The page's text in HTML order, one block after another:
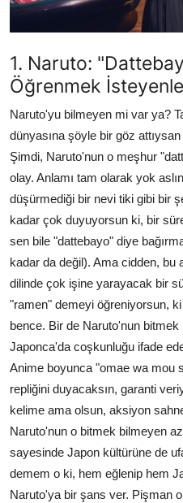
1. Naruto:
Öğrenmek
Naruto'yu bilmeyen mi var ya?
dünyasına şöyle bir göz
Şimdi, Naruto'nun o meşhur
olay. Anlamı tam olarak yok
düşürmediği bir nevi tiki gibi bir
kadar çok duyuyorsun ki, bir
sen bile "dattebayo" diye
kadar da değil). Ama cidden,
dilinde çok işine yarayacak bir
"ramen" demeyi öğreniyorsun,
bence. Bir de Naruto'nun
Japonca'da coşkunluğu ifade
Anime boyunca "omae wa mou
repliğini duyacaksın, garanti
kelime ama olsun, aksiyon
Naruto'nun o bitmek bilmeyen
sayesinde Japon kültürüne de
demem o ki, hem eğlenip hem
Naruto'ya bir şans ver. Pişman